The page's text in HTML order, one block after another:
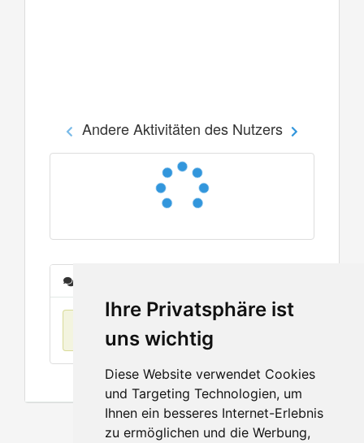
Ihre Privatsphäre ist
uns wichtig
Diese Website verwendet Cookies
und Targeting Technologien, um
Ihnen ein besseres Internet-Erlebnis
zu ermöglichen und die Werbung,
Andere Aktivitäten des Nutzers
Keine Einträge